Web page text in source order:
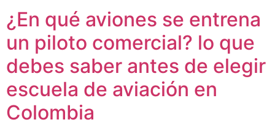
¿En qué aviones se entrena
un piloto comercial? lo que
debes saber antes de elegir
escuela de aviación en
Colombia